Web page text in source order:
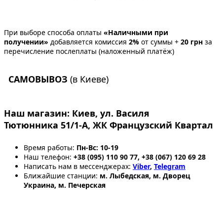
При выборе способа оплаты «Наличными при
получении» добавляется комиссия 2% от суммы + 20 грн за
перечисление послеплаты (наложенный платёж)
САМОВЫВОЗ (в Киеве)
Наш магазин: Киев, ул. Василя
Тютюнника 51/1-А, ЖК Французский Квартал
Время работы: Пн-Вс: 10-19
Наш телефон: +38 (095) 110 90 77, +38 (067) 120 69 28
Написать нам в мессенджерах: Viber, Telegram
Ближайшие станции: м. Лыбедская, м. Дворец
Украина, м. Печерская